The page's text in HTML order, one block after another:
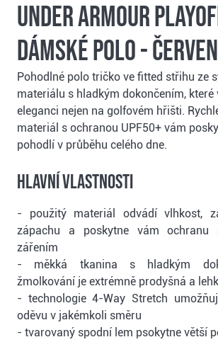
Under Armour
dámské polo -
Pohodlné polo tričko ve fitted střihu ze
materiálu s hladkým dokončením,
eleganci nejen na golfovém hřišti.
materiál s ochranou UPF50+ vám
pohodlí v průběhu celého dne.
Hlavní vlastnosti
- použitý materiál odvádí vlhkost,
zápachu a poskytne vám ochranu
zářením
- měkká tkanina s hladkým
žmolkování je extrémně prodyšná a
- technologie 4-Way Stretch
oděvu v jakémkoli směru
- tvarovaný spodní lem psokytne větší